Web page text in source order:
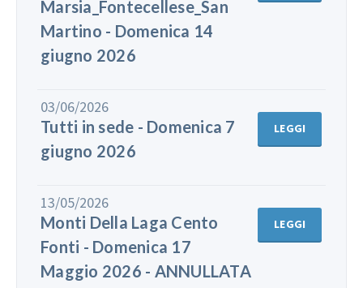
Marsia_Fontecellese_San
Martino - Domenica 14
giugno 2026
03/06/2026
Tutti in sede - Domenica 7
giugno 2026
LEGGI
13/05/2026
Monti Della Laga Cento
Fonti - Domenica 17
Maggio 2026 - ANNULLATA
LEGGI